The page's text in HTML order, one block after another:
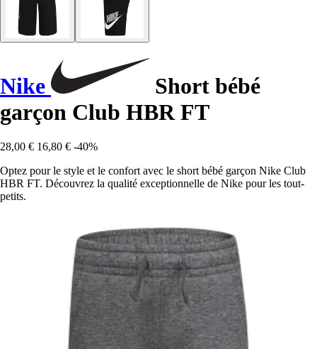
Nike
Short bébé
garçon Club HBR FT
28,00 € 16,80 € -40%
Optez pour le style et le confort avec le short bébé garçon Nike Club
HBR FT. Découvrez la qualité exceptionnelle de Nike pour les tout-
petits.